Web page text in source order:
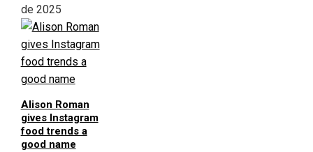
de 2025
Alison Roman
gives Instagram
food trends a
good name